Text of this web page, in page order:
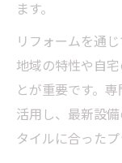
ます。
リフォームを通
地域の特性や自
とが重要です。
活用し、最新設
タイルに合ったプ